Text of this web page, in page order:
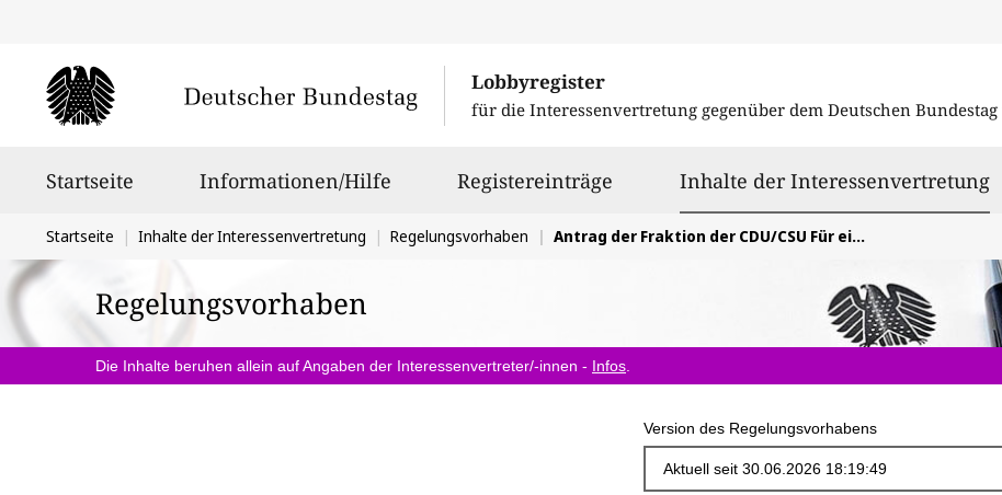
Lobbyregister
für die Interessenvertretung gegenüber dem Deutschen
Startseite Informationen/Hilfe Registereinträge Inhalte der Interessenvertretung
Sie
befinden
sich
hier:
Startseite Inhalte der Interessenvertretung Regelungsvorhaben Antrag der Fraktion der CDU/CSU Für eine starke Batterieforschung in Deutschland
Regelungsvorhaben
Die Inhalte beruhen allein auf Angaben der Interessenvertreter/-innen - Infos
Version des Regelungsvorhabens